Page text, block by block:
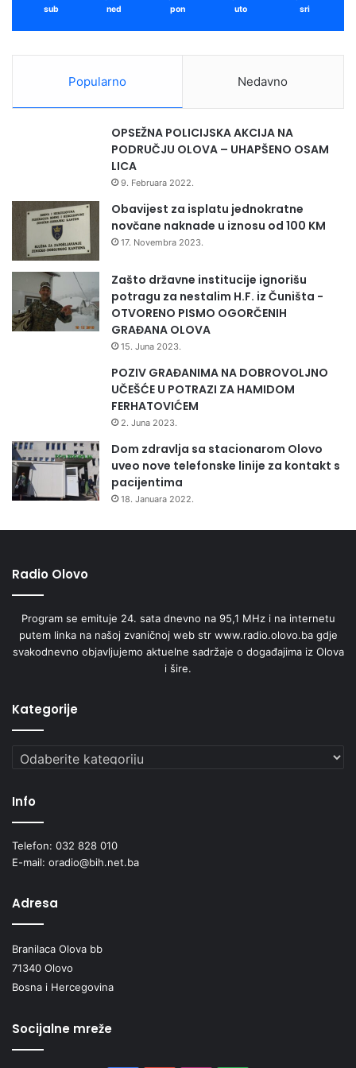
Osim toga, grupa od 4 najaktivnija učenika će na sastanku
Vijeća roditelja izvršiti prezentaciju projekta i projektnih
aktivnosti simulacijom medijacije.
Pored djece učesnika u realizaciji projekta, kao korisnike
projekta u UG“Za bolje sutra“ smatraju i njihove roditelje,
staratelje i nastavnike kojima bi ovaj projekat trebao
pomoći i u rješavanju problema u budućnosti.
sub ned pon uto sri
Popularno Nedavno
OPSEŽNA POLICIJSKA AKCIJA NA
PODRUČJU OLOVA – UHAPŠENO OSAM
LICA
9. Februara 2022.
Obavijest za isplatu jednokratne
novčane naknade u iznosu od 100 KM
17. Novembra 2023.
Zašto državne institucije ignorišu
potragu za nestalim H.F. iz Čuništa -
OTVORENO PISMO OGORČENIH
GRAĐANA OLOVA
15. Juna 2023.
POZIV GRAĐANIMA NA DOBROVOLJNO
UČEŠĆE U POTRAZI ZA HAMIDOM
FERHATOVIĆEM
2. Juna 2023.
Dom zdravlja sa stacionarom Olovo
uveo nove telefonske linije za kontakt s
pacijentima
18. Januara 2022.
Radio Olovo
Program se emituje 24. sata dnevno na 95,1 MHz i na internetu
putem linka na našoj zvaničnoj web str www.radio.olovo.ba gdje
svakodnevno objavljujemo aktuelne sadržaje o događajima iz Olova
i šire.
Kategorije
Kategorije
Info
Telefon: 032 828 010
E-mail: oradio@bih.net.ba
Adresa
Branilaca Olova bb
71340 Olovo
Bosna i Hercegovina
Socijalne mreže